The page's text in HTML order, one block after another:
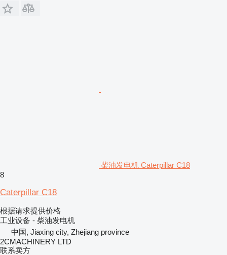
柴油发电机 Caterpillar C18
8
Caterpillar C18
根据请求提供价格
工业设备 - 柴油发电机
中国, Jiaxing city, Zhejiang province
2CMACHINERY LTD
联系卖方